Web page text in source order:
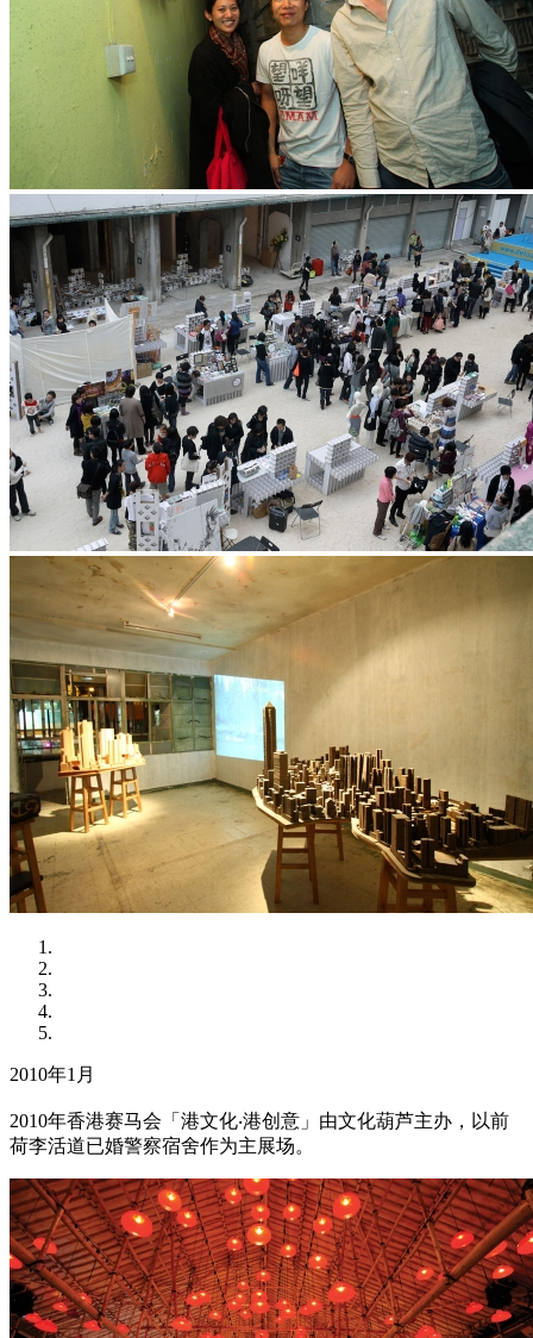
2010年1月
2010年香港赛马会「港文化‧港创意」由文化葫芦主办，以前
荷李活道已婚警察宿舍作为主展场。